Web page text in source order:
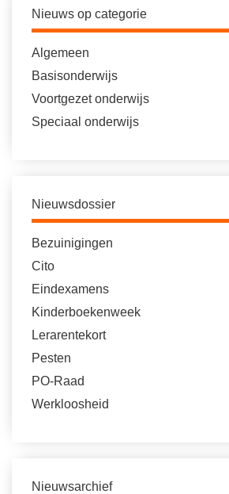
Nieuws op categorie
Algemeen
Basisonderwijs
Voortgezet onderwijs
Speciaal onderwijs
Nieuwsdossier
Bezuinigingen
Cito
Eindexamens
Kinderboekenweek
Lerarentekort
Pesten
PO-Raad
Werkloosheid
Nieuwsarchief